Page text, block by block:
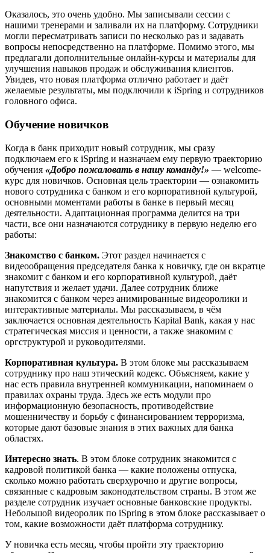
Оказалось, это очень удобно. Мы записывали сессии с
нашими тренерами и заливали их на платформу. Сотрудники
могли пересматривать записи по несколько раз и задавать
вопросы непосредственно на платформе. Помимо этого, мы
предлагали дополнительные онлайн-курсы и материалы для
улучшения навыков продаж и обслуживания клиентов.
Увидев, что новая платформа отлично работает и даёт
желаемые результаты, мы подключили к iSpring и сотрудников
головного офиса.
Обучение новичков
Когда в банк приходит новый сотрудник, мы сразу
подключаем его к iSpring и назначаем ему первую траекторию
обучения «Добро пожаловать в нашу команду!» — welcome-
курс для новичков. Основная цель траектории — ознакомить
нового сотрудника с банком и его корпоративной культурой,
основными моментами работы в банке в первый месяц
деятельности. Адаптационная программа делится на три
части, все они назначаются сотруднику в первую неделю его
работы:
Знакомство с банком. Этот раздел начинается с
видеообращения председателя банка к новичку, где он вкратце
знакомит с банком и его корпоративной культурой, даёт
напутствия и желает удачи. Далее сотрудник ближе
знакомится с банком через анимированные видеоролики и
интерактивные материалы. Мы рассказываем, в чём
заключается основная деятельность Kapital Bank, какая у нас
стратегическая миссия и ценности, а также знакомим с
оргструктурой и руководителями.
Корпоративная культура. В этом блоке мы рассказываем
сотруднику про наш этический кодекс. Объясняем, какие у
нас есть правила внутренней коммуникации, напоминаем о
правилах охраны труда. Здесь же есть модули про
информационную безопасность, противодействие
мошенничеству и борьбу с финансированием терроризма,
которые дают базовые знания в этих важных для банка
областях.
Интересно знать. В этом блоке сотрудник знакомится с
кадровой политикой банка — какие положены отпуска,
сколько можно работать сверхурочно и другие вопросы,
связанные с кадровым законодательством страны. В этом же
разделе сотрудник изучает основные банковские продукты.
Небольшой видеоролик по iSpring в этом блоке рассказывает о
том, какие возможности даёт платформа сотруднику.
У новичка есть месяц, чтобы пройти эту траекторию